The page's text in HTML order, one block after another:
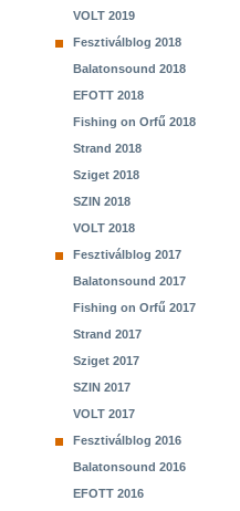
VOLT 2019
Fesztiválblog 2018
Balatonsound 2018
EFOTT 2018
Fishing on Orfű 2018
Strand 2018
Sziget 2018
SZIN 2018
VOLT 2018
Fesztiválblog 2017
Balatonsound 2017
Fishing on Orfű 2017
Strand 2017
Sziget 2017
SZIN 2017
VOLT 2017
Fesztiválblog 2016
Balatonsound 2016
EFOTT 2016